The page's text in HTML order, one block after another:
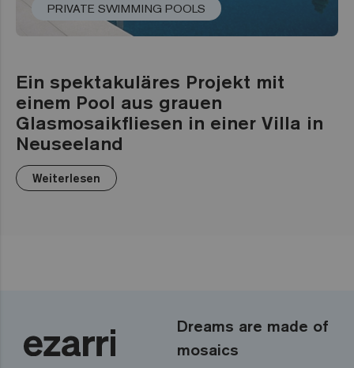
PRIVATE SWIMMING POOLS
Ein spektakuläres Projekt mit
einem Pool aus grauen
Glasmosaikfliesen in einer Villa in
Neuseeland
Weiterlesen
Dreams are made of
mosaics